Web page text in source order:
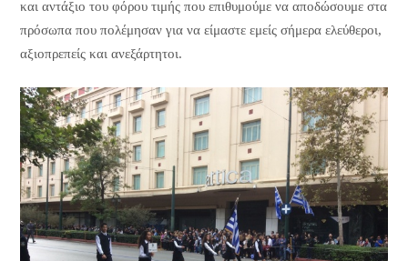
και αντάξιο του φόρου τιμής που επιθυμούμε να αποδώσουμε στα
πρόσωπα που πολέμησαν για να είμαστε εμείς σήμερα ελεύθεροι,
αξιοπρεπείς και ανεξάρτητοι.